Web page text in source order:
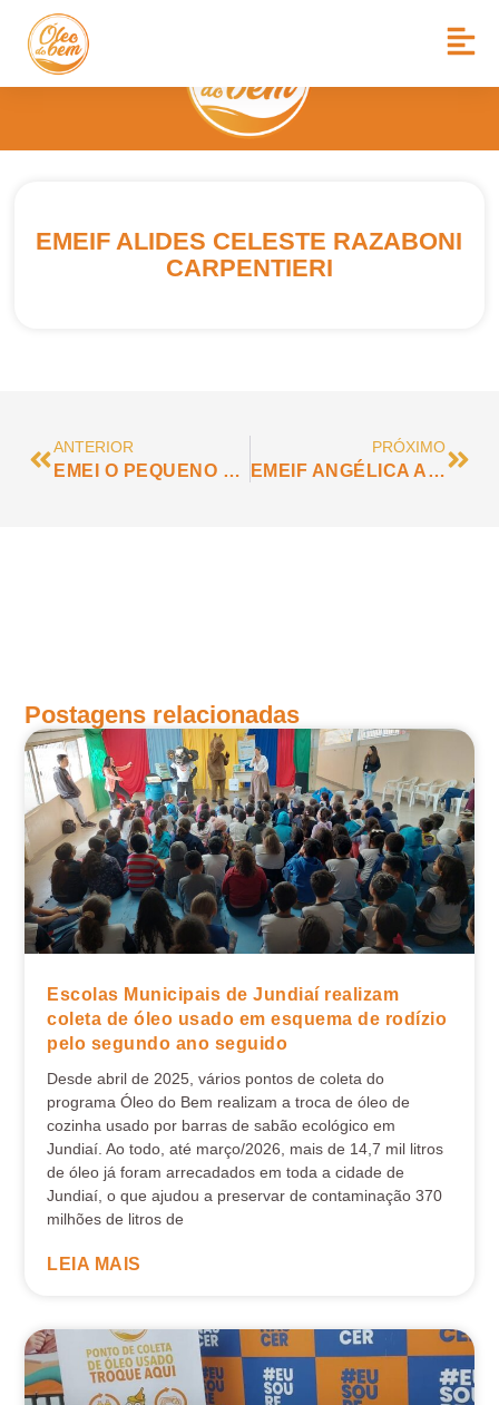
EMEIF ALIDES CELESTE RAZABONI
CARPENTIERI
ANTERIOR
EMEI O PEQUENO POLEGAR
PRÓXIMO
EMEIF ANGÉLICA AMORIM PEREIRA
Postagens relacionadas
Escolas Municipais de Jundiaí realizam
coleta de óleo usado em esquema de rodízio
pelo segundo ano seguido
Desde abril de 2025, vários pontos de coleta do
programa Óleo do Bem realizam a troca de óleo de
cozinha usado por barras de sabão ecológico em
Jundiaí. Ao todo, até março/2026, mais de 14,7 mil litros
de óleo já foram arrecadados em toda a cidade de
Jundiaí, o que ajudou a preservar de contaminação 370
milhões de litros de
LEIA MAIS